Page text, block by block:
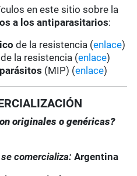
en este sitio sobre la
a los antiparasitarios:
de la resistencia (enlace)
de la resistencia (enlace)
(MIP) (enlace)
originales o genéricas?
se comercializa:Argentina